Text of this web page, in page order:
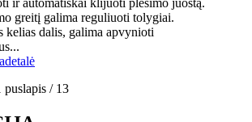
ir automatiškai klijuoti plėšimo juostą.
greitį galima reguliuoti tolygiai.
kelias dalis, galima apvynioti
detalė
puslapis / 13